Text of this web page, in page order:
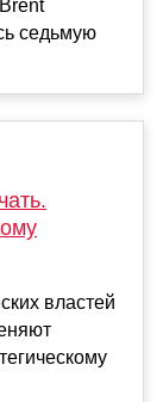
седьмую
властей